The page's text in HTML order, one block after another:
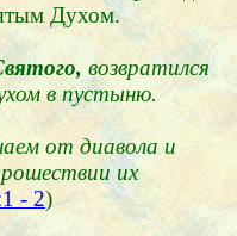
Духом.
возвратился
в пустыню.
от диавола и
их
- 2)